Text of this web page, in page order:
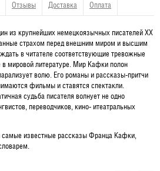
Отзывы Доставка Оплата
из крупнейших немецкоязычных писателей XX
страхом перед внешним миром и высшим
в читателе соответствующие тревожные
мировой литературе. Мир Кафки полон
волю. Его романы и рассказы-притчи
фильмы и ставятся спектакли.
судьба писателя волнует не одно
переводчиков, кино- итеатральных
самые известные рассказы Франца Кафки,